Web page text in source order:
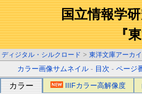
国立情報学
『
ディジタル・シルクロード > 東洋文庫アーカ
カラー画像サムネイル - 目次 -ページ
カラー IIIFカラー高解像度